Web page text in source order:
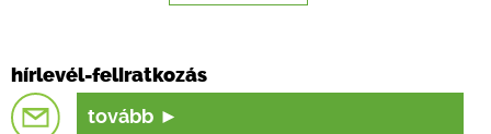
hírlevél-feliratkozás
tovább